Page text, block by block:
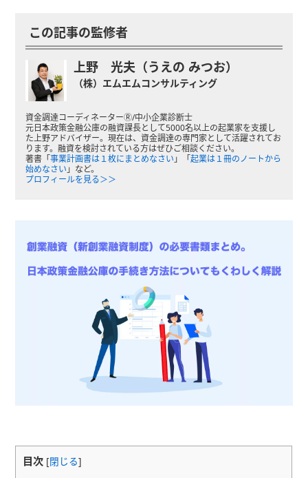
この記事の監修者
上野 光夫（うえの みつお）
（株）エムエムコンサルティング
資金調達コーディネーターⓇ/中小企業診断士
元日本政策金融公庫の融資課長として5000名以上の起業家を支援し
た上野アドバイザー。現在は、資金調達の専門家として活躍されてお
ります。融資を検討されている方はぜひご相談ください。
著書「事業計画書は１枚にまとめなさい 」「起業は１冊のノートから
始めなさい 」など。
プロフィールを見る＞＞
目次 [閉じる]